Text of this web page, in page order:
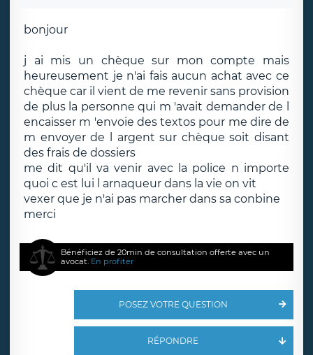
bonjour
j ai mis un chèque sur mon compte mais
heureusement je n'ai fais aucun achat avec ce
chèque car il vient de me revenir sans provision
de plus la personne qui m 'avait demander de l
encaisser m 'envoie des textos pour me dire de
m envoyer de l argent sur chèque soit disant
des frais de dossiers
me dit qu'il va venir avec la police n importe
quoi c est lui l arnaqueur dans la vie on vit
vexer que je n'ai pas marcher dans sa conbine
merci
Bénéficiez de 20min de consultation offerte avec un
avocat. En profiter
POSEZ VOTRE QUESTION
RÉPONDRE